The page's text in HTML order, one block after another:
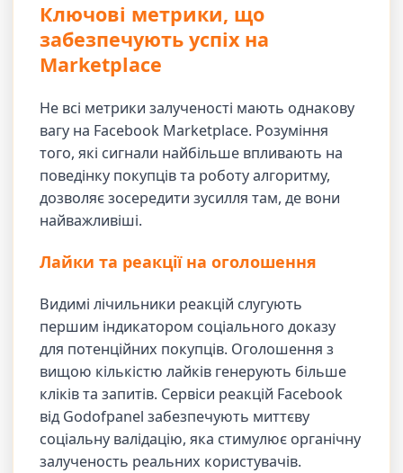
Ключові метрики, що
забезпечують успіх на
Marketplace
Не всі метрики залученості мають однакову
вагу на Facebook Marketplace. Розуміння
того, які сигнали найбільше впливають на
поведінку покупців та роботу алгоритму,
дозволяє зосередити зусилля там, де вони
найважливіші.
Лайки та реакції на оголошення
Видимі лічильники реакцій слугують
першим індикатором соціального доказу
для потенційних покупців. Оголошення з
вищою кількістю лайків генерують більше
кліків та запитів. Сервіси реакцій Facebook
від Godofpanel забезпечують миттєву
соціальну валідацію, яка стимулює органічну
залученость реальних користувачів.